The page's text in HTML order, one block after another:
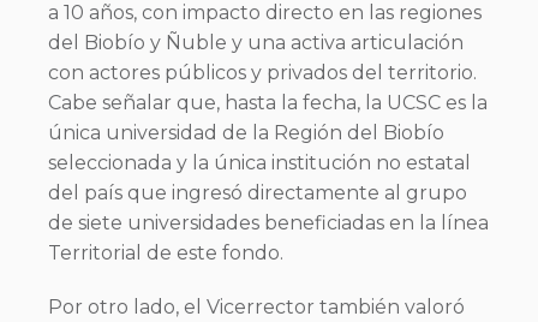
a 10 años, con impacto directo en las regiones
del Biobío y Ñuble y una activa articulación
con actores públicos y privados del territorio.
Cabe señalar que, hasta la fecha, la UCSC es la
única universidad de la Región del Biobío
seleccionada y la única institución no estatal
del país que ingresó directamente al grupo
de siete universidades beneficiadas en la línea
Territorial de este fondo.
Por otro lado, el Vicerrector también valoró